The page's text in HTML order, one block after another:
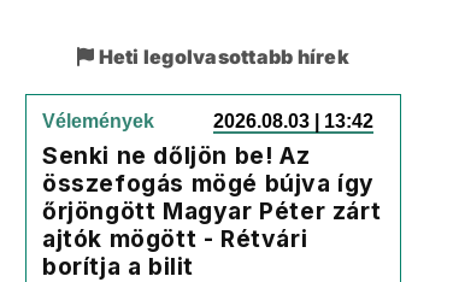
Heti legolvasottabb hírek
Vélemények 2026.08.03 | 13:42
Senki ne dőljön be! Az
összefogás mögé bújva így
őrjöngött Magyar Péter zárt
ajtók mögött - Rétvári
borítja a bilit